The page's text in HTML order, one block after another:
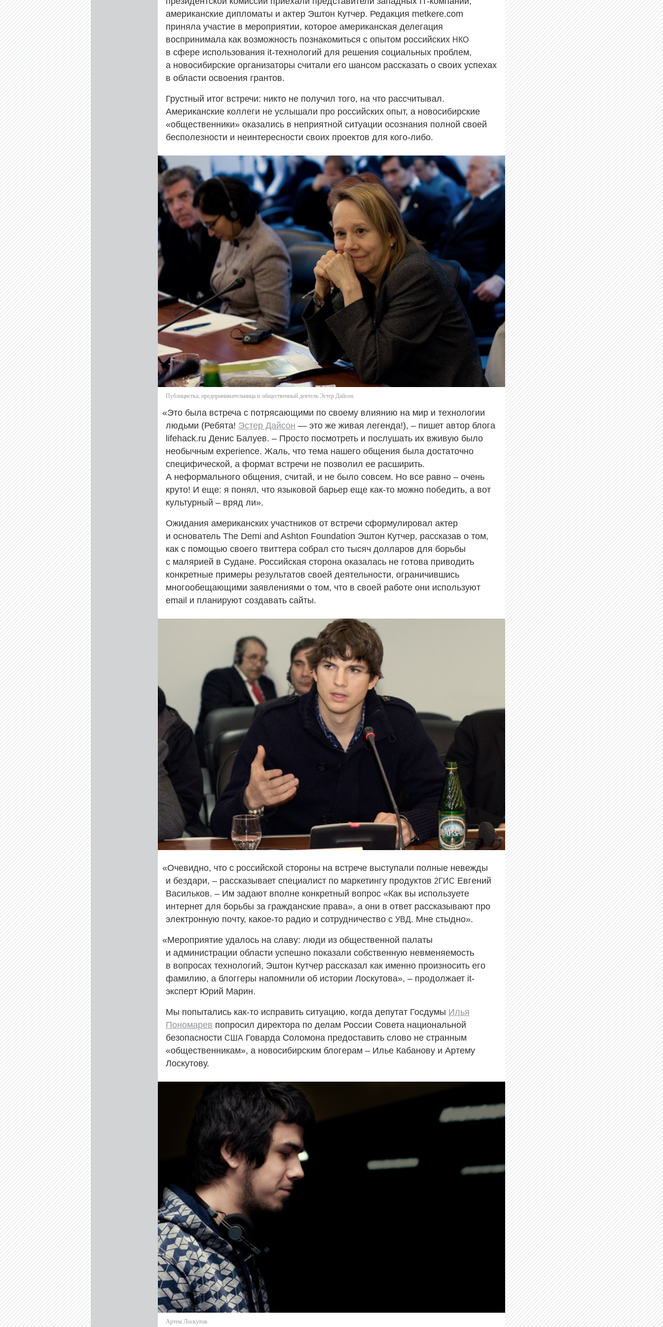
американские дипломаты и актер Эштон Кутчер. Редакция metkere.com
приняла участие в мероприятии, которое американская делегация
воспринимала как возможность познакомиться с опытом российских НКО
в сфере использования it-технологий для решения социальных проблем,
а новосибирские организаторы считали его шансом рассказать о своих успехах
в области освоения грантов.
Грустный итог встречи: никто не получил того, на что рассчитывал.
Американские коллеги не услышали про российских опыт, а новосибирские
«общественники» оказались в неприятной ситуации осознания полной своей
бесполезности и неинтересности своих проектов для кого-либо.
Публицистка, предпринимательница и общественный деятель Эстер Дайсон.
«Это была встреча с потрясающими по своему влиянию на мир и технологии
людьми (Ребята! Эстер Дайсон — это же живая легенда!), – пишет автор блога
lifehack.ru Денис Балуев. – Просто посмотреть и послушать их вживую было
необычным experience. Жаль, что тема нашего общения была достаточно
специфической, а формат встречи не позволил ее расширить.
А неформального общения, считай, и не было совсем. Но все равно – очень
круто! И еще: я понял, что языковой барьер еще как-то можно победить, а вот
культурный – вряд ли».
Ожидания американских участников от встречи сформулировал актер
и основатель The Demi and Ashton Foundation Эштон Кутчер, рассказав о том,
как с помощью своего твиттера собрал сто тысяч долларов для борьбы
с малярией в Судане. Российская сторона оказалась не готова приводить
конкретные примеры результатов своей деятельности, ограничившись
многообещающими заявлениями о том, что в своей работе они используют
email и планируют создавать сайты.
«Очевидно, что с российской стороны на встрече выступали полные невежды
и бездари, – рассказывает специалист по маркетингу продуктов 2ГИС Евгений
Васильков. – Им задают вполне конкретный вопрос «Как вы используете
интернет для борьбы за гражданские права», а они в ответ рассказывают про
электронную почту, какое-то радио и сотрудничество с УВД. Мне стыдно».
«Мероприятие удалось на славу: люди из общественной палаты
и администрации области успешно показали собственную невменяемость
в вопросах технологий, Эштон Кутчер рассказал как именно произносить его
фамилию, а блоггеры напомнили об истории Лоскутова», – продолжает it-
эксперт Юрий Марин.
Мы попытались как-то исправить ситуацию, когда депутат Госдумы Илья
Пономарев попросил директора по делам России Совета национальной
безопасности США Говарда Соломона предоставить слово не странным
«общественникам», а новосибирским блогерам – Илье Кабанову и Артему
Лоскутову.
Артем Лоскутов.